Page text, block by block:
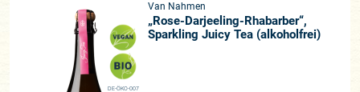
DE-ÖKO-007
Van Nahmen
„Rose-Darjeeling-Rhabarber“,
Sparkling Juicy Tea (alkoholfrei)